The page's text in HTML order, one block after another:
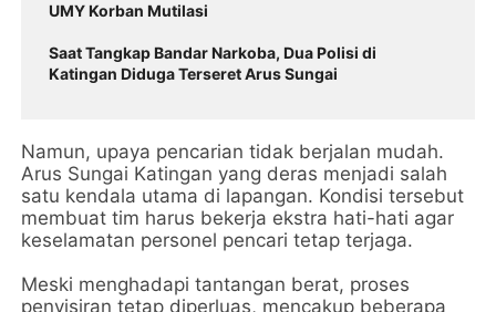
UMY Korban Mutilasi
Saat Tangkap Bandar Narkoba, Dua Polisi di
Katingan Diduga Terseret Arus Sungai
Namun, upaya pencarian tidak berjalan mudah.
Arus Sungai Katingan yang deras menjadi salah
satu kendala utama di lapangan. Kondisi tersebut
membuat tim harus bekerja ekstra hati-hati agar
keselamatan personel pencari tetap terjaga.
Meski menghadapi tantangan berat, proses
penyisiran tetap diperluas, mencakup beberapa